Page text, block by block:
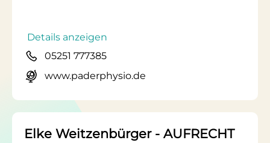
Details anzeigen
05251 777385
www.paderphysio.de
Elke Weitzenbürger - AUFRECHT